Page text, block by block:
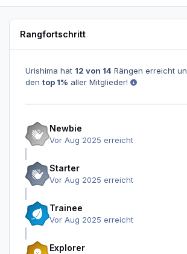
Rangfortschritt
Urishima hat 12 von 14 Rängen erreicht
den top 1% aller Mitglieder!
Newbie
Vor Aug 2025 erreicht
Starter
Vor Aug 2025 erreicht
Trainee
Vor Aug 2025 erreicht
Explorer